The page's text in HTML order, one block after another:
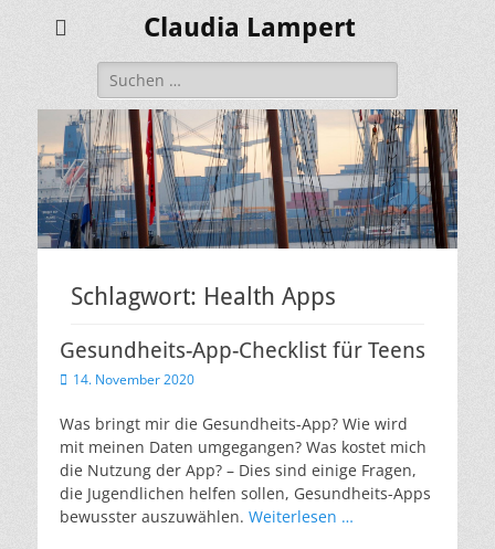
Claudia Lampert
Suchen
nach:
Schlagwort: Health Apps
Gesundheits-App-Checklist für Teens
Veröffentlicht
14. November 2020
Was bringt mir die Gesundheits-App? Wie wird
mit meinen Daten umgegangen? Was kostet mich
die Nutzung der App? – Dies sind einige Fragen,
die Jugendlichen helfen sollen, Gesundheits-Apps
bewusster auszuwählen. Weiterlesen …